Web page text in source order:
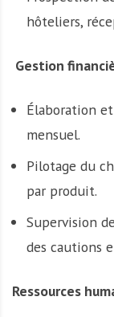
hôteliers,
Gestion
Élaboration
mensuel.
Pilotage du
par produit.
Supervision
des cautions
Ressources